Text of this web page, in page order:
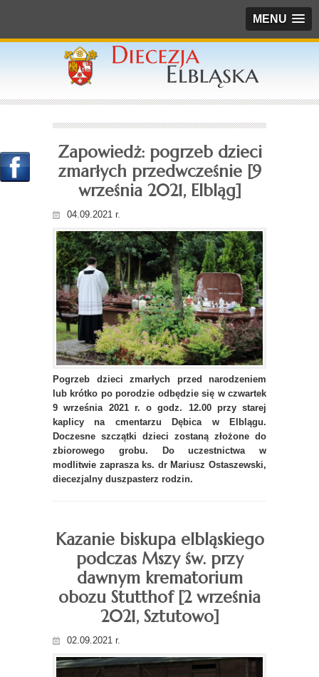
MENU
Zapowiedż: pogrzeb dzieci
zmarłych przedwcześnie [9
września 2021, Elbląg]
04.09.2021 r.
Pogrzeb dzieci zmarłych przed narodzeniem
lub krótko po porodzie odbędzie się w czwartek
9 września 2021 r. o godz. 12.00 przy starej
kaplicy na cmentarzu Dębica w Elblągu.
Doczesne szczątki dzieci zostaną złożone do
zbiorowego grobu. Do uczestnictwa w
modlitwie zaprasza ks. dr Mariusz Ostaszewski,
diecezjalny duszpasterz rodzin.
Kazanie biskupa elbląskiego
podczas Mszy św. przy
dawnym krematorium
obozu Stutthof [2 września
2021, Sztutowo]
02.09.2021 r.